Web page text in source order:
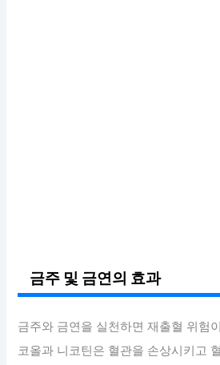
금주 및 금연의 효과
금주와 금연을 실천하면 재출혈 위험
코올과 니코틴은 혈관을 손상시키고